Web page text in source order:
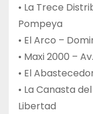
• La Trece
Pompeya
• El Arco –
• Maxi 2000 –
• El
• La Canasta
Libertad